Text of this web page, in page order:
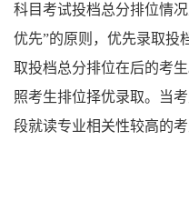
科目考试投档总分排位情
优先”的原则，优先录取投
取投档总分排位在后的考生
照考生排位择优录取。当
段就读专业相关性较高的考